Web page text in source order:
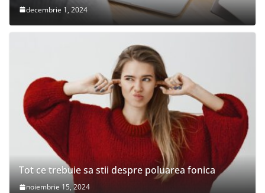
decembrie 1, 2024
Tot ce trebuie sa stii despre poluarea fonica
noiembrie 15, 2024